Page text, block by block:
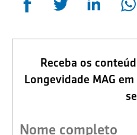
Receba os
Longevidade MAG